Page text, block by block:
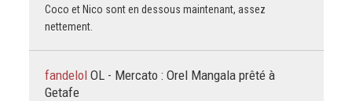
Coco et Nico sont en dessous maintenant, assez
nettement.
fandelol OL - Mercato : Orel Mangala prêté à
Getafe